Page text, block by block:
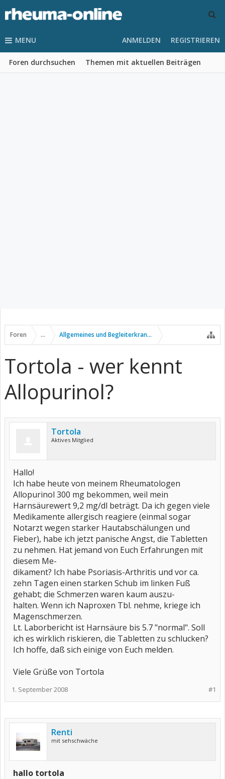
MENU
Foren durchsuchen Themen mit aktuellen Beiträgen
ANMELDEN REGISTRIEREN
Foren ... Allgemeines und Begleiterkrankungen
Tortola - wer kennt
Allopurinol?
Tortola
Aktives Mitglied
Hallo!
Ich habe heute von meinem Rheumatologen
Allopurinol 300 mg bekommen, weil mein
Harnsäurewert 9,2 mg/dl beträgt. Da ich gegen viele
Medikamente allergisch reagiere (einmal sogar
Notarzt wegen starker Hautabschälungen und
Fieber), habe ich jetzt panische Angst, die Tabletten
zu nehmen. Hat jemand von Euch Erfahrungen mit
diesem Me-
dikament? Ich habe Psoriasis-Arthritis und vor ca.
zehn Tagen einen starken Schub im linken Fuß
gehabt; die Schmerzen waren kaum auszu-
halten. Wenn ich Naproxen Tbl. nehme, kriege ich
Magenschmerzen.
Lt. Laborbericht ist Harnsäure bis 5.7 "normal". Soll
ich es wirklich riskieren, die Tabletten zu schlucken?
Ich hoffe, daß sich einige von Euch melden.
Viele Grüße von Tortola
#1
1. September 2008
Renti
mit sehschwäche
hallo tortola